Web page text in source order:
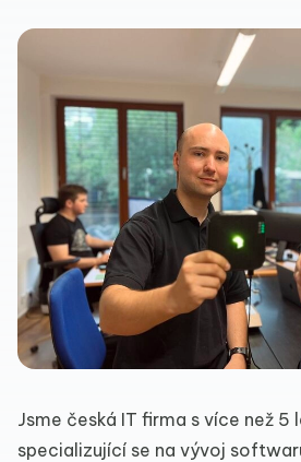
Jsme česká IT firma s více než 5
specializující se na vývoj